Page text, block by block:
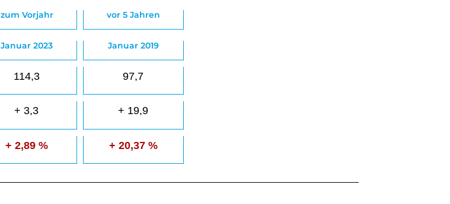
zum Vorjahr vor 5 Jahren
Januar 2023 Januar 2019
114,3 97,7
+ 3,3 + 19,9
+ 2,89 % + 20,37 %